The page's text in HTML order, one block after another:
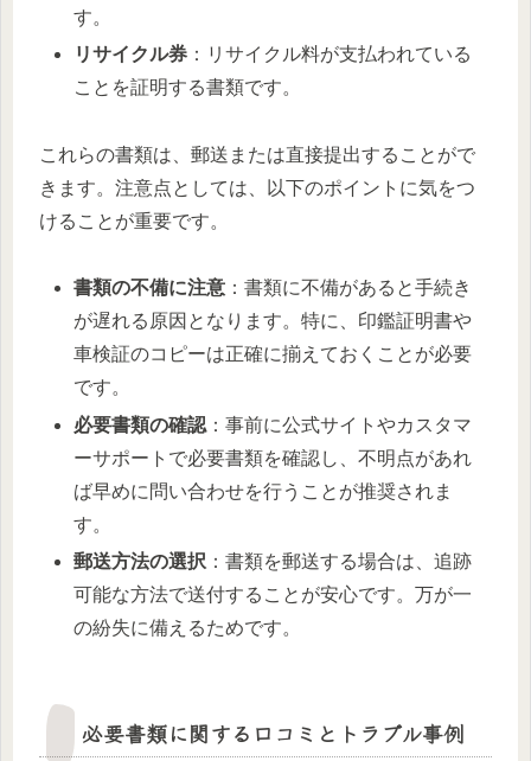
す。
リサイクル券 ：リサイクル料が支払われている
ことを証明する書類です。
これらの書類は、郵送または直接提出することがで
きます。注意点としては、以下のポイントに気をつ
けることが重要です。
書類の不備に注意 ：書類に不備があると手続き
が遅れる原因となります。特に、印鑑証明書や
車検証のコピーは正確に揃えておくことが必要
です。
必要書類の確認 ：事前に公式サイトやカスタマ
ーサポートで必要書類を確認し、不明点があれ
ば早めに問い合わせを行うことが推奨されま
す。
郵送方法の選択 ：書類を郵送する場合は、追跡
可能な方法で送付することが安心です。万が一
の紛失に備えるためです。
必要書類に関する口コミとトラブル事例